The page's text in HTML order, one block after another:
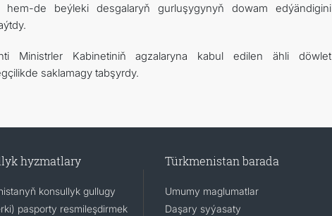
hem-de beýleki desgalaryň gurluşygynyň dowam edýändigini
Ministrler Kabinetiniň agzalaryna kabul edilen ähli döwlet
saklamagy tabşyrdy.
hyzmatlary
konsullyk gullugy
pasporty resmileşdirmek
Türkmenistan barada
Umumy maglumatlar
Daşary syýasaty